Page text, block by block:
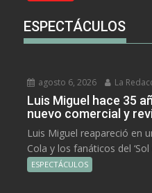
ESPECTÁCULOS
agosto 6, 2026 La
Luis Miguel hace 35
nuevo comercial y
Luis Miguel reapareció en
Cola y los fanáticos del
ESPECTÁCULOS